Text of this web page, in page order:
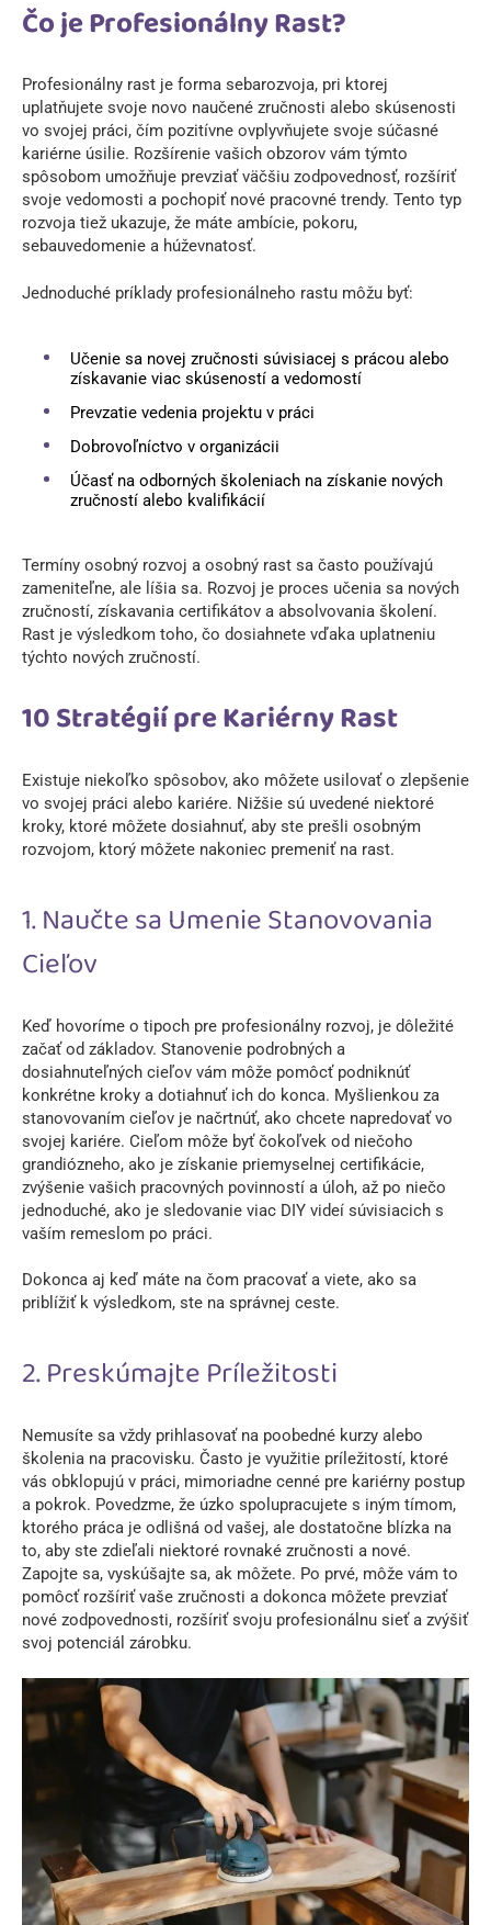
Čo je Profesionálny Rast?
Profesionálny rast je forma sebarozvoja, pri ktorej
uplatňujete svoje novo naučené zručnosti alebo skúsenosti
vo svojej práci, čím pozitívne ovplyvňujete svoje súčasné
kariérne úsilie. Rozšírenie vašich obzorov vám týmto
spôsobom umožňuje prevziať väčšiu zodpovednosť, rozšíriť
svoje vedomosti a pochopiť nové pracovné trendy. Tento typ
rozvoja tiež ukazuje, že máte ambície, pokoru,
sebauvedomenie a húževnatosť.
Jednoduché príklady profesionálneho rastu môžu byť:
Učenie sa novej zručnosti súvisiacej s prácou alebo
získavanie viac skúseností a vedomostí
Prevzatie vedenia projektu v práci
Dobrovoľníctvo v organizácii
Účasť na odborných školeniach na získanie nových
zručností alebo kvalifikácií
Termíny osobný rozvoj a osobný rast sa často používajú
zameniteľne, ale líšia sa. Rozvoj je proces učenia sa nových
zručností, získavania certifikátov a absolvovania školení.
Rast je výsledkom toho, čo dosiahnete vďaka uplatneniu
týchto nových zručností.
10 Stratégií pre Kariérny Rast
Existuje niekoľko spôsobov, ako môžete usilovať o zlepšenie
vo svojej práci alebo kariére. Nižšie sú uvedené niektoré
kroky, ktoré môžete dosiahnuť, aby ste prešli osobným
rozvojom, ktorý môžete nakoniec premeniť na rast.
1. Naučte sa Umenie Stanovovania
Cieľov
Keď hovoríme o tipoch pre profesionálny rozvoj, je dôležité
začať od základov. Stanovenie podrobných a
dosiahnuteľných cieľov vám môže pomôcť podniknúť
konkrétne kroky a dotiahnuť ich do konca. Myšlienkou za
stanovovaním cieľov je načrtnúť, ako chcete napredovať vo
svojej kariére. Cieľom môže byť čokoľvek od niečoho
grandiózneho, ako je získanie priemyselnej certifikácie,
zvýšenie vašich pracovných povinností a úloh, až po niečo
jednoduché, ako je sledovanie viac DIY videí súvisiacich s
vaším remeslom po práci.
Dokonca aj keď máte na čom pracovať a viete, ako sa
priblížiť k výsledkom, ste na správnej ceste.
2. Preskúmajte Príležitosti
Nemusíte sa vždy prihlasovať na poobedné kurzy alebo
školenia na pracovisku. Často je využitie príležitostí, ktoré
vás obklopujú v práci, mimoriadne cenné pre kariérny postup
a pokrok. Povedzme, že úzko spolupracujete s iným tímom,
ktorého práca je odlišná od vašej, ale dostatočne blízka na
to, aby ste zdieľali niektoré rovnaké zručnosti a nové.
Zapojte sa, vyskúšajte sa, ak môžete. Po prvé, môže vám to
pomôcť rozšíriť vaše zručnosti a dokonca môžete prevziať
nové zodpovednosti, rozšíriť svoju profesionálnu sieť a zvýšiť
svoj potenciál zárobku.